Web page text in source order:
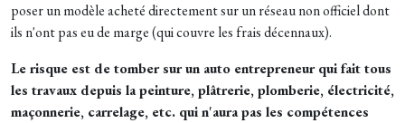
poser un modèle acheté directement sur un réseau non officiel dont
ils n'ont pas eu de marge (qui couvre les frais décennaux).
Le risque est de tomber sur un auto entrepreneur qui fait tous
les travaux depuis la peinture, plâtrerie, plomberie, électricité,
maçonnerie, carrelage, etc. qui n'aura pas les compétences